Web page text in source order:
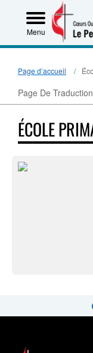
Menu
Page d’accueil
Page De Traduction
ÉCOLE